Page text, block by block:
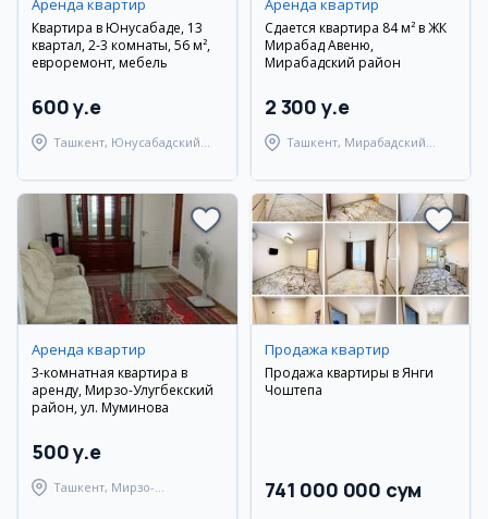
Аренда квартир
Квартира в Юнусабаде, 13
квартал, 2-3 комнаты, 56 м²,
евроремонт, мебель
600 y.e
Ташкент, Юнусабадский
Аренда квартир
Сдается квартира 84 м² в ЖК
Мирабад Авеню,
Мирабадский район
2 300 y.e
Ташкент, Мирабадский
Аренда квартир
3-комнатная квартира в
аренду, Мирзо-Улугбекский
район, ул. Муминова
500 y.e
Ташкент, Мирзо-
Продажа квартир
Продажа квартиры в Янги
Чоштепа
741 000 000 сум